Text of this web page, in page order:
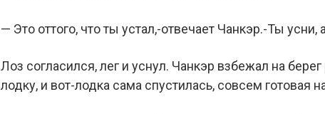
— Это оттого, что ты устал,-отвечает Чанкэр.-Ты усни,
Лоз согласился, лег и уснул. Чанкэр взбежал на
лодку, и вот-лодка сама спустилась, совсем готовая